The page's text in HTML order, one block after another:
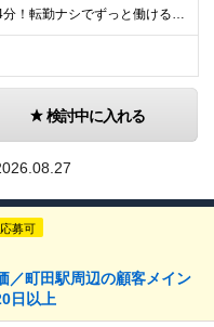
☆町田駅から徒歩4分！転勤ナシでずっと働ける職場 《本社》 東京都町田市原町田6丁目17番11号 ※(変更の範囲)なし ＼仕事と暮らしの両立が叶う！大充実の町田エリア！／ ファッションビルや百貨
検討中に入れる
募可
町田駅周辺の顧客メイン
日以上